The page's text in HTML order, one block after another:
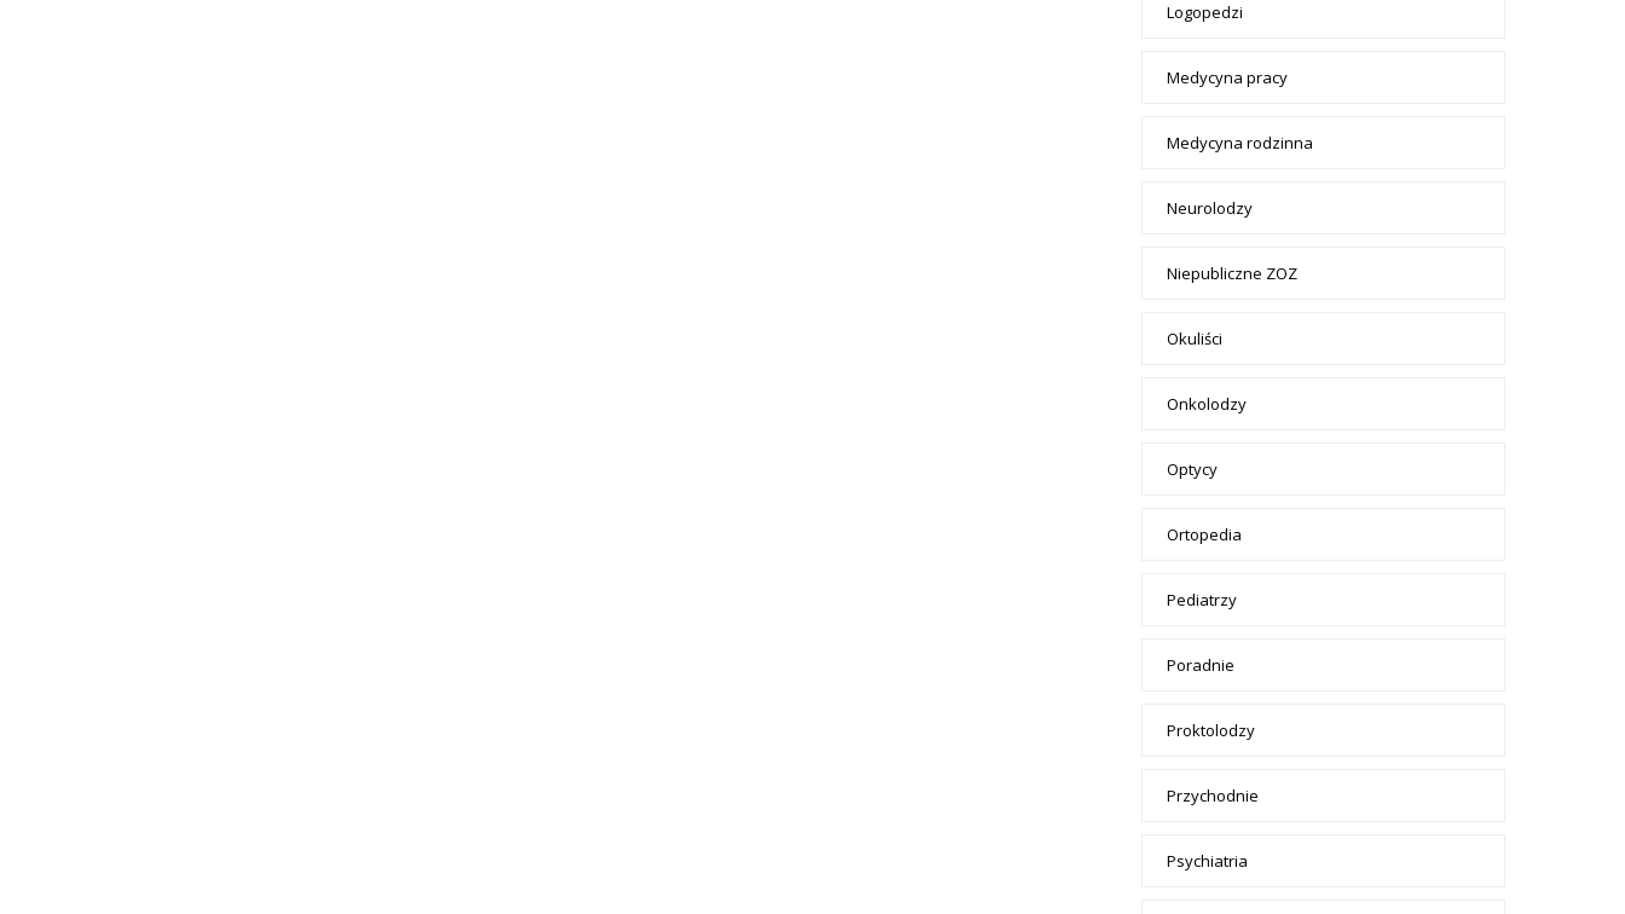
Logopedzi
Medycyna pracy
Medycyna rodzinna
Neurolodzy
Niepubliczne ZOZ
Okuliści
Onkolodzy
Optycy
Ortopedia
Pediatrzy
Poradnie
Proktolodzy
Przychodnie
Psychiatria